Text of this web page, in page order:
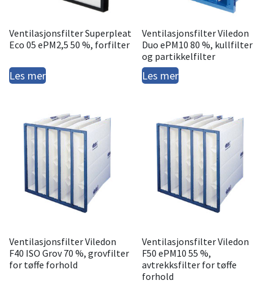
Ventilasjonsfilter Superpleat
Eco 05 ePM2,5 50 %, forfilter
Les mer
Ventilasjonsfilter Viledon
Duo ePM10 80 %, kullfilter
og partikkelfilter
Les mer
Ventilasjonsfilter Viledon
F40 ISO Grov 70 %, grovfilter
for tøffe forhold
Ventilasjonsfilter Viledon
F50 ePM10 55 %,
avtrekksfilter for tøffe
forhold